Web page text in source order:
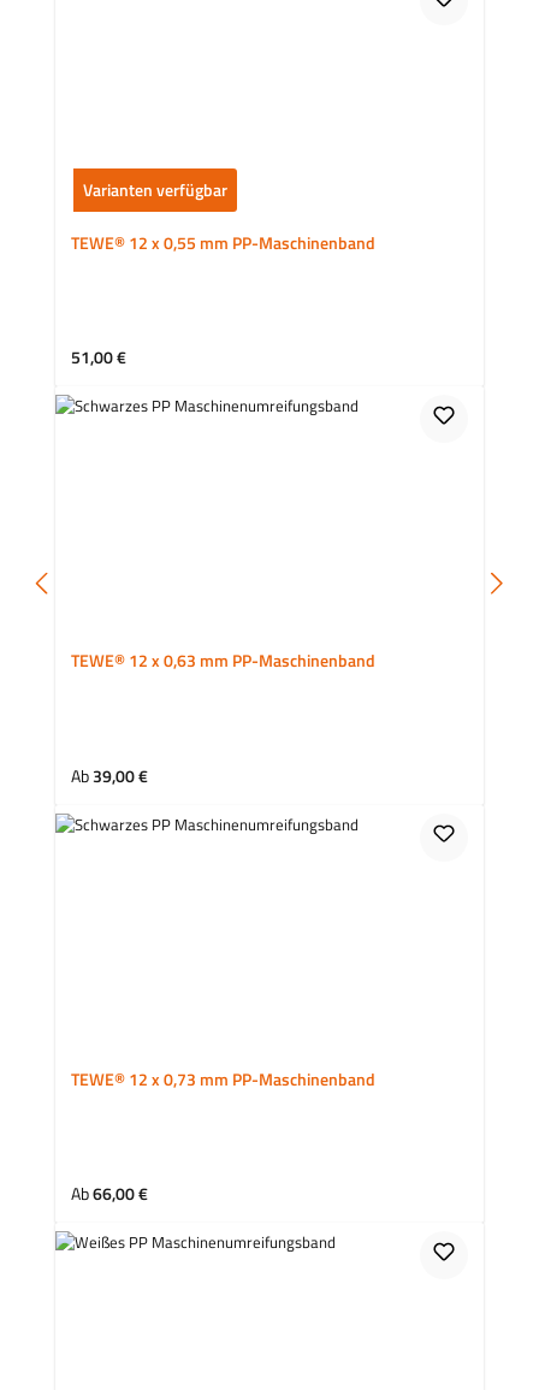
Varianten verfügbar
TEWE® 12 x 0,55 mm PP-Maschinenband
Regulärer Preis:
51,00 €
TEWE® 12 x 0,63 mm PP-Maschinenband
Regulärer Preis:
Ab39,00 €
TEWE® 12 x 0,73 mm PP-Maschinenband
Regulärer Preis:
Ab66,00 €